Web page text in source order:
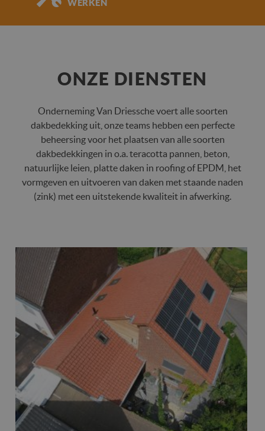
WERKEN
ONZE DIENSTEN
Onderneming Van Driessche voert alle soorten
dakbedekking uit, onze teams hebben een perfecte
beheersing voor het plaatsen van alle soorten
dakbedekkingen in o.a. teracotta pannen, beton,
natuurlijke leien, platte daken in roofing of EPDM, het
vormgeven en uitvoeren van daken met staande naden
(zink) met een uitstekende kwaliteit in afwerking.